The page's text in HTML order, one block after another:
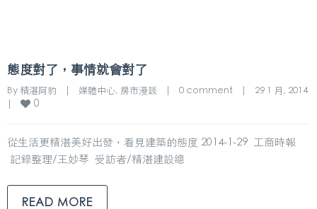
態度對了，事情就會對了
By 精湛阿豹 媒體中心, 房市漫談 0 comment
0
從生活更精湛美好出發，看見建築的態度 2014-1-29 工商時報
記錄整理/王妙琴 受訪者/精湛建設總
READ MORE